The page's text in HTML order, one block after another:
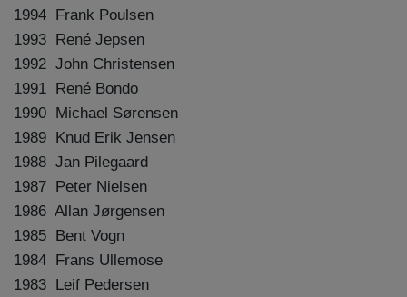
1994 Frank Poulsen
1993 René Jepsen
1992 John Christensen
1991 René Bondo
1990 Michael Sørensen
1989 Knud Erik Jensen
1988 Jan Pilegaard
1987 Peter Nielsen
1986 Allan Jørgensen
1985 Bent Vogn
1984 Frans Ullemose
1983 Leif Pedersen